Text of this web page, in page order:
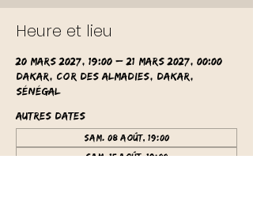
Heure et lieu
20 mars 2027, 19:00 – 21 mars 2027, 00:00
Dakar, Cor des Almadies, Dakar,
Sénégal
Autres dates
sam. 08 août, 19:00
sam. 15 août, 19:00